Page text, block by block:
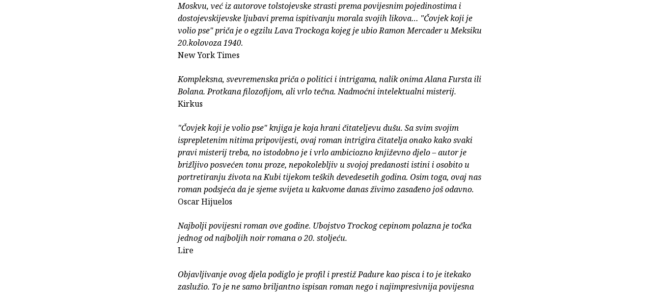
Moskvu, već iz autorove tolstojevske strasti prema povijesnim pojedinostima i
dostojevskijevske ljubavi prema ispitivanju morala svojih likova… "Čovjek koji je
volio pse" priča je o egzilu Lava Trockoga kojeg je ubio Ramon Mercader u Meksiku
20.kolovoza 1940.
New York Times
Kompleksna, svevremenska priča o politici i intrigama, nalik onima Alana Fursta ili
Bolana. Protkana filozofijom, ali vrlo tečna. Nadmoćni intelektualni misterij.
Kirkus
"Čovjek koji je volio pse" knjiga je koja hrani čitateljevu dušu. Sa svim svojim
isprepletenim nitima pripovijesti, ovaj roman intrigira čitatelja onako kako svaki
pravi misterij treba, no istodobno je i vrlo ambiciozno književno djelo – autor je
brižljivo posvećen tonu proze, nepokolebljiv u svojoj predanosti istini i osobito u
portretiranju života na Kubi tijekom teških devedesetih godina. Osim toga, ovaj nas
roman podsjeća da je sjeme svijeta u kakvome danas živimo zasađeno još odavno.
Oscar Hijuelos
Najbolji povijesni roman ove godine. Ubojstvo Trockog cepinom polazna je točka
jednog od najboljih noir romana o 20. stoljeću.
Lire
Objavljivanje ovog djela podiglo je profil i prestiž Padure kao pisca i to je itekako
zaslužio. To je ne samo briljantno ispisan roman nego i najimpresivnija povijesna